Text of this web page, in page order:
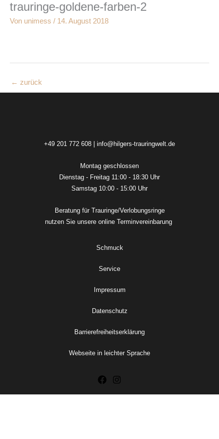
Zumtrauringe-goldene-farben-2
Von unimess / 14. August 2018
← zurück
+49 201 772 608 | info@hilgers-trauringwelt.de
Montag geschlossen
Dienstag - Freitag 11:00 - 18:30 Uhr
Samstag 10:00 - 15:00 Uhr
Beratung für Trauringe/Verlobungsringe
nutzen Sie unsere online Terminvereinbarung
Schmuck
Service
Impressum
Datenschutz
Barrierefreiheitserklärung
Webseite in leichter Sprache